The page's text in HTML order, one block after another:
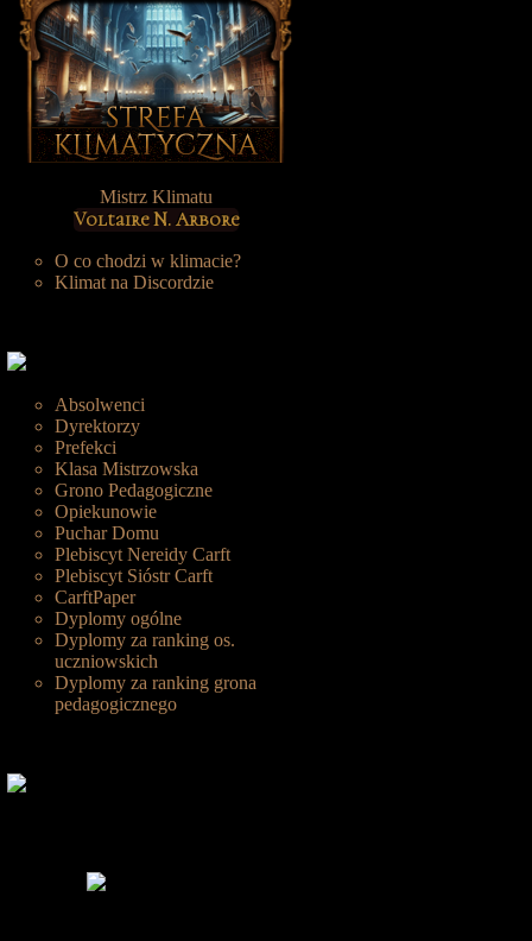
Mistrz Klimatu
Voltaire N. Arbore
O co chodzi w klimacie?
Klimat na Discordzie
Absolwenci
Dyrektorzy
Prefekci
Klasa Mistrzowska
Grono Pedagogiczne
Opiekunowie
Puchar Domu
Plebiscyt Nereidy Carft
Plebiscyt Sióstr Carft
CarftPaper
Dyplomy ogólne
Dyplomy za ranking os.
uczniowskich
Dyplomy za ranking grona
pedagogicznego